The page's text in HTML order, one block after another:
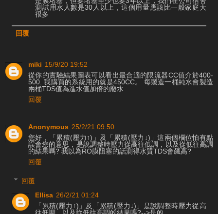
測試用水人數是30人以上，這個用量應該比一般家庭大
很多
回覆
miki 15/9/20 19:52
從你的實驗結果圖表可以看出最合適的限流器CC值介於400-
500. 我購買的系統用的就是450CC。 每製造一桶純水會製造
兩桶TDS值為進水值加倍的廢水
回覆
Anonymous 25/2/21 09:50
您好，「累積(壓力↑)」及「累積(壓力↓)」這兩個欄位怕有點
誤會您的意思，是說調整時壓力從高往低調，以及從低往高調
的結果嗎? 我以為RO膜阻塞的話測得水質TDS會飆高?
回覆
回覆
Ellisa 26/2/21 01:24
「累積(壓力↑)」及「累積(壓力↓)」是說調整時壓力從高